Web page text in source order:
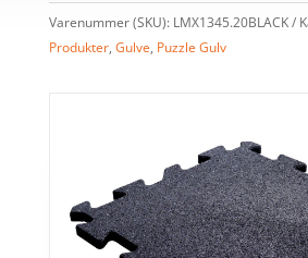
Varenummer (SKU): LMX1345.20BLACK
Produkter, Gulve, Puzzle Gulv